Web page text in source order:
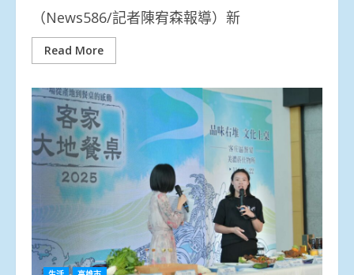
（News586/記者陳宥森報導）新
Read More